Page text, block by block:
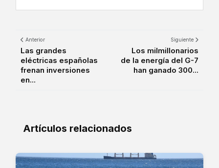
Anterior
Las grandes
eléctricas españolas
frenan inversiones
en...
Siguiente
Los milmillonarios
de la energía del G-7
han ganado 300...
Artículos relacionados